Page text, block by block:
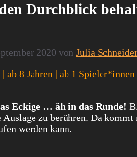
Durchblick
2020 von Julia Schneider
ab 8 Jahren | ab 1
Eckige … äh in das Runde!
Auslage zu berühren. Da
werden kann.